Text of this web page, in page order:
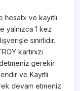
ve kayıtlı
yalnızca 1 kez
sınırlıdır.
kartınızı
gerekir.
ve Kayıtlı
devam etmeniz